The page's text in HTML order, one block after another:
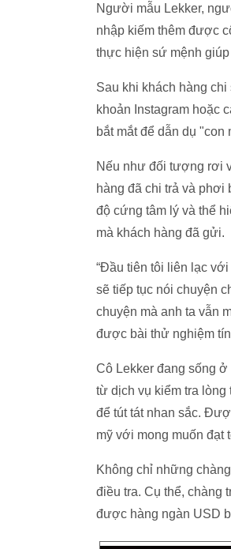
Người mẫu Lekker,
nhập kiếm thêm được
thực hiện sứ mệnh
Sau khi khách hàng
khoản Instagram hoặc
bắt mắt để dẫn dụ "con
Nếu như đối tượng rơi
hàng đã chi trả và
độ cứng tâm lý và thể
mà khách hàng đã gửi.
“Đầu tiên tôi liên lạc
sẽ tiếp tục nói chuyện
chuyện mà anh ta vẫn
được bài thử nghiệm
Cô Lekker đang sống
từ dịch vụ kiểm tra lòng
để tút tát nhan sắc.
mỹ với mong muốn đạt
Không chỉ những
điều tra. Cụ thể, chàng
được hàng ngàn USD